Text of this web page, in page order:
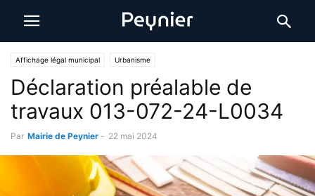
Affichage légal municipal Urbanisme
Déclaration préalable de
travaux 013-072-24-L0034
Par Mairie de Peynier - 22 mai 2024